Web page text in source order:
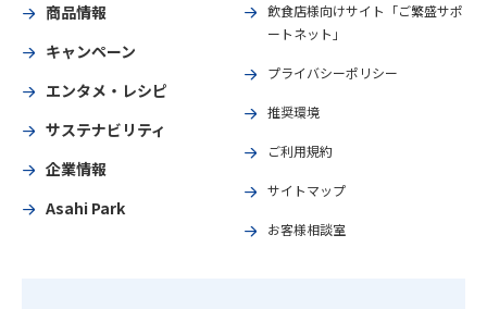
商品情報
キャンペーン
エンタメ・レシピ
サステナビリティ
企業情報
Asahi Park
飲食店様向けサイト「ご繁盛サポ
ートネット」
プライバシーポリシー
推奨環境
ご利用規約
サイトマップ
お客様相談室